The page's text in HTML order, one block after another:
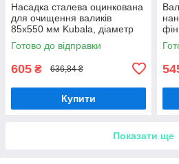
Насадка сталева оцинкована
для очищення валиків
85х550 мм Kubala, діаметр
8мм
Готово до відправки
605 ₴ 636,84 ₴
Купити
Показати ще